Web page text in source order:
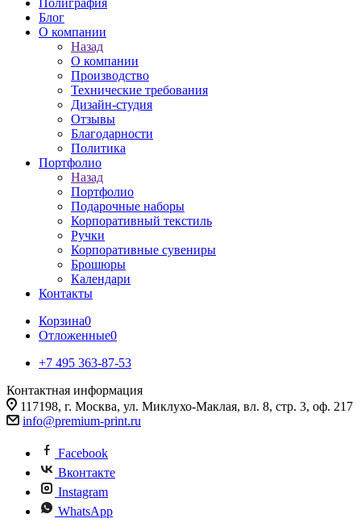
Полиграфия
Блог
О компании
Назад
О компании
Производство
Технические требования
Дизайн-студия
Отзывы
Благодарности
Политика
Портфолио
Назад
Портфолио
Подарочные наборы
Корпоративный текстиль
Ручки
Корпоративные сувениры
Брошюры
Календари
Контакты
Корзина0
Отложенные0
+7 495 363-87-53
Контактная информация
117198, г. Москва, ул. Миклухо-Маклая, вл. 8, стр. 3, оф. 217
info@premium-print.ru
Facebook
Вконтакте
Instagram
WhatsApp